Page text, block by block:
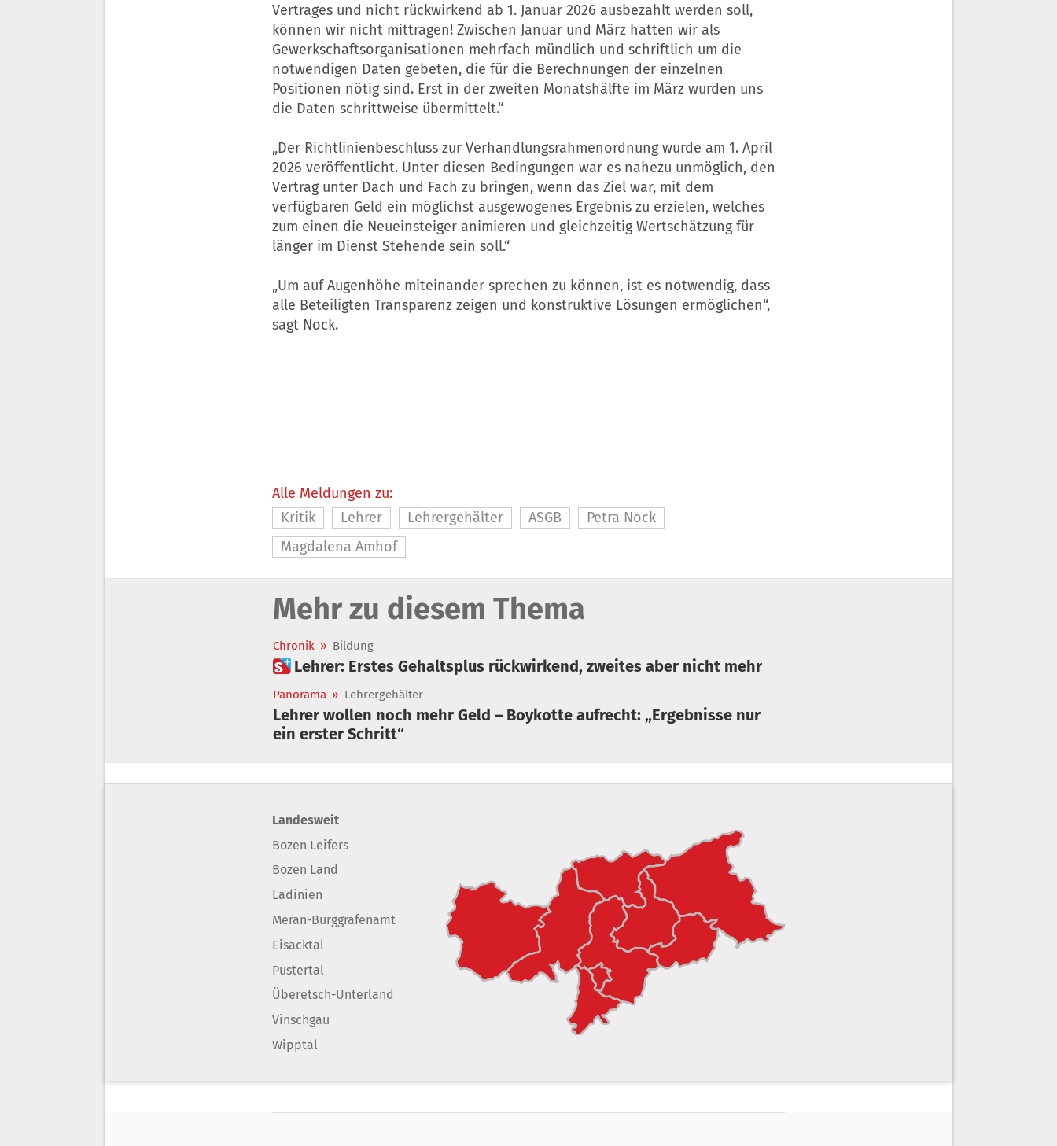
Vertrages und nicht rückwirkend ab 1. Januar 2026 ausbezahlt werden soll,
können wir nicht mittragen! Zwischen Januar und März hatten wir als
Gewerkschaftsorganisationen mehrfach mündlich und schriftlich um die
notwendigen Daten gebeten, die für die Berechnungen der einzelnen
Positionen nötig sind. Erst in der zweiten Monatshälfte im März wurden uns
die Daten schrittweise übermittelt.“
„Der Richtlinienbeschluss zur Verhandlungsrahmenordnung wurde am 1. April
2026 veröffentlicht. Unter diesen Bedingungen war es nahezu unmöglich, den
Vertrag unter Dach und Fach zu bringen, wenn das Ziel war, mit dem
verfügbaren Geld ein möglichst ausgewogenes Ergebnis zu erzielen, welches
zum einen die Neueinsteiger animieren und gleichzeitig Wertschätzung für
länger im Dienst Stehende sein soll.“
„Um auf Augenhöhe miteinander sprechen zu können, ist es notwendig, dass
alle Beteiligten Transparenz zeigen und konstruktive Lösungen ermöglichen“,
sagt Nock.
Alle Meldungen zu:
Kritik
Lehrer Lehrergehälter ASGB
Petra Nock
Magdalena Amhof
Mehr zu diesem Thema
Chronik » Bildung
 Lehrer: Erstes Gehaltsplus rückwirkend, zweites aber nicht mehr
Panorama » Lehrergehälter
Lehrer wollen noch mehr Geld – Boykotte aufrecht: „Ergebnisse nur
ein erster Schritt“
Landesweit
Bozen Leifers
Bozen Land
Ladinien
Meran-Burggrafenamt
Eisacktal
Pustertal
Überetsch-Unterland
Vinschgau
Wipptal